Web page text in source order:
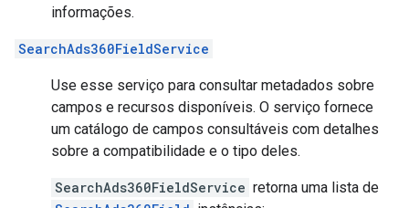
informações.
SearchAds360FieldService
Use esse serviço para consultar metadados sobre
campos e recursos disponíveis. O serviço fornece
um catálogo de campos consultáveis com detalhes
sobre a compatibilidade e o tipo deles.
SearchAds360FieldService retorna uma lista de